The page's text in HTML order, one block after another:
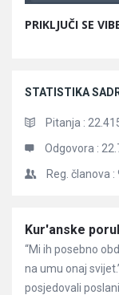
PRIKLJUČI SE
STATISTIKA
Pitanja :
Odgovora :
Reg. članova :
Članci
Kur'anske
“Mi ih posebno
na umu onaj
posjedovali